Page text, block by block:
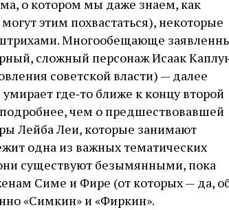
о котором мы даже знаем, как
этим похвастаться), некоторые
Многообещающе
сложный персонаж Исаак
советской власти) — далее
где‑то ближе к концу второй
чем о предшествовавшей
Лейба Леи, которые занимают
одна из важных тематических
существуют безымянными, пока
Симе и Фире (от которых — да,
«Симкин» и «Фиркин».